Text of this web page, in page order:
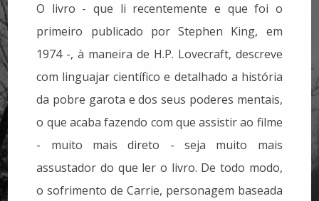
O livro - que li recentemente e que foi o
primeiro publicado por Stephen King, em
1974 -, à maneira de H.P. Lovecraft, descreve
com linguajar científico e detalhado a história
da pobre garota e dos seus poderes mentais,
o que acaba fazendo com que assistir ao filme
- muito mais direto - seja muito mais
assustador do que ler o livro. De todo modo,
o sofrimento de Carrie, personagem baseada